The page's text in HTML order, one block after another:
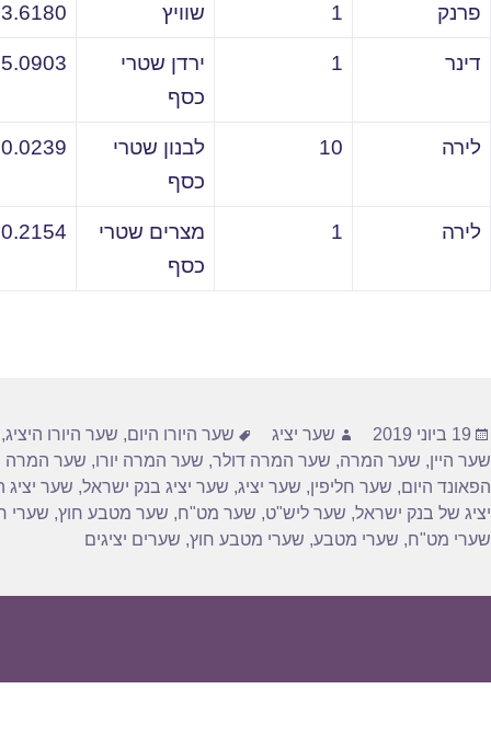
פרנק 1 שוויץ 3.6180
דינר 1
ירדן שטרי
כסף
5.0903
לירה 10
לבנון שטרי
כסף
0.0239
לירה 1
מצרים שטרי
כסף
0.2154
פורסם
בתאריך
19 ביוני 2019 מחבר
שער יציג תגיות
שער היורו היום, שער היורו היציג,
שער היין, שער המרה, שער המרה דולר, שער המרה יורו, שער המרה
הפאונד היום, שער חליפין, שער יציג, שער יציג בנק ישראל, שער יציג
יציג של בנק ישראל, שער ליש"ט, שער מט"ח, שער מטבע חוץ, שערי
שערי מט"ח, שערי מטבע, שערי מטבע חוץ, שערים יציגים